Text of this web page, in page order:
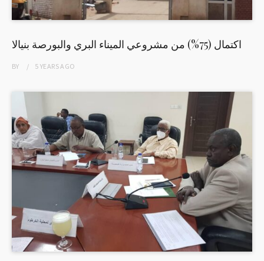
اكتمال (75%) من مشروعي الميناء البري والبورصة بنيالا
BY 5 YEARSAGO